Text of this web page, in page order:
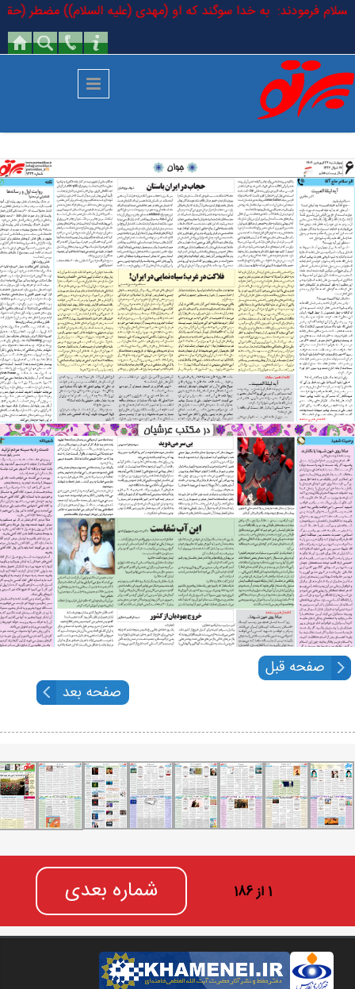
رفتن به محتوای اصلی
السلام فرمودند: به خدا سوگند که او (مهدی (علیه السلام)) مضطر
1 از 186 شماره بعدی